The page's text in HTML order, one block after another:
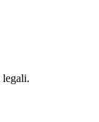
legali.